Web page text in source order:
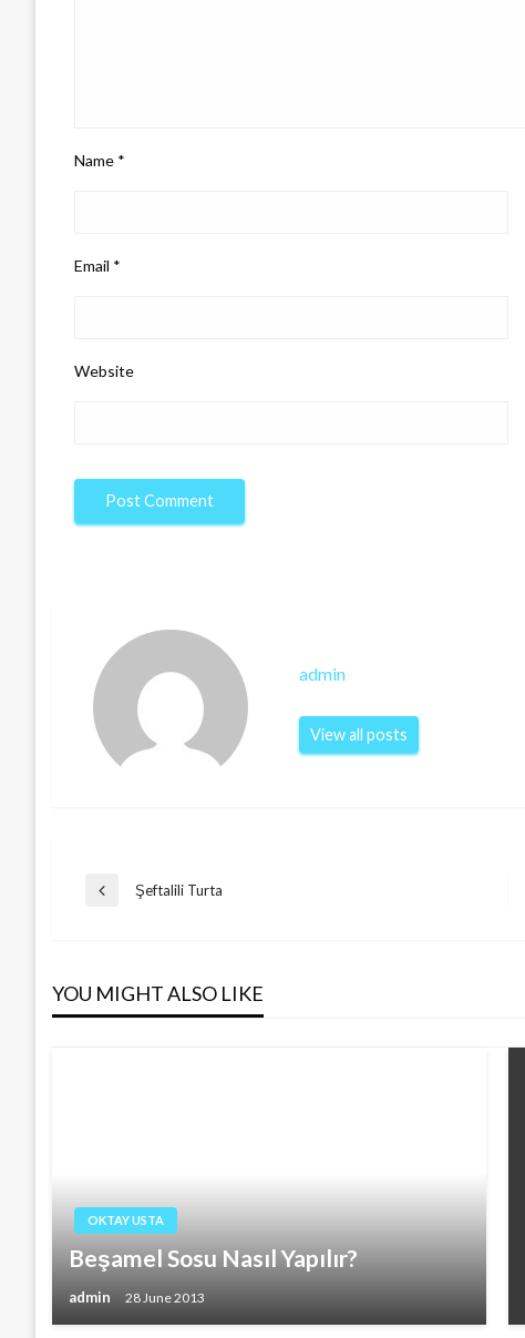
Name *
Email *
Website
admin
View all posts
Post
Previous
Şeftalili Turta
YOU MIGHT ALSO LIKE
OKTAY USTA
Beşamel Sosu Nasıl Yapılır?
admin 28 June 2013